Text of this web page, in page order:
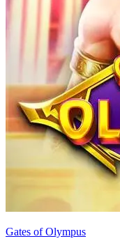
Gates of Olympus